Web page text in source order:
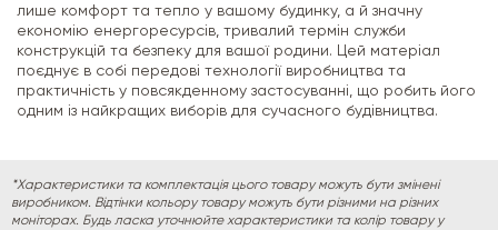
лише комфорт та тепло у вашому будинку, а й значну
економію енергоресурсів, тривалий термін служби
конструкцій та безпеку для вашої родини. Цей матеріал
поєднує в собі передові технології виробництва та
практичність у повсякденному застосуванні, що робить його
одним із найкращих виборів для сучасного будівництва.
*Характеристики та комплектація цього товару можуть бути змінені
виробником. Відтінки кольору товару можуть бути різними на різних
моніторах. Будь ласка уточнюйте характеристики та колір товару у